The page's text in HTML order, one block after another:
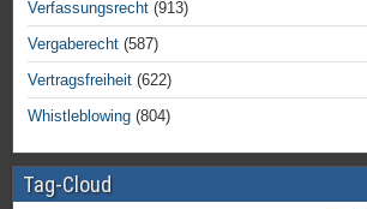
Verfassungsrecht (913)
Vergaberecht (587)
Vertragsfreiheit (622)
Whistleblowing (804)
Tag-Cloud